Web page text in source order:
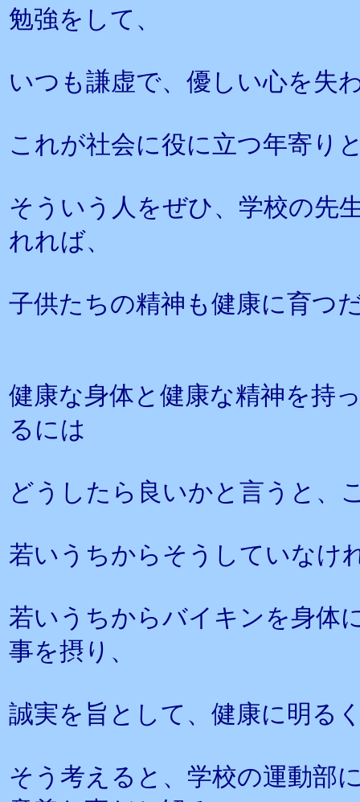
勉強をして、
いつも謙虚で、優しい心を失
これが社会に役に立つ年寄り
そういう人をぜひ、学校の先
れれば、
子供たちの精神も健康に育つ
健康な身体と健康な精神を持
るには
どうしたら良いかと言うと、
若いうちからそうしていなけ
若いうちからバイキンを身体
事を摂り、
誠実を旨として、健康に明る
そう考えると、学校の運動部